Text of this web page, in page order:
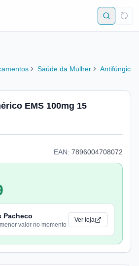
Saúde da Mulher Antifúngico
EMS 100mg 15
EAN: 7896004708072
Pacheco
valor no momento
Ver loja